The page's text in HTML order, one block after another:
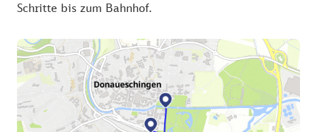
Schritte bis zum Bahnhof.